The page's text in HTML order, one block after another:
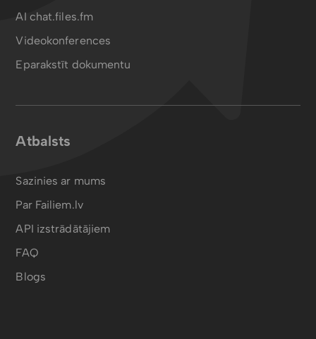
AI chat.files.fm
Videokonferences
Eparakstīt dokumentu
Atbalsts
Sazinies ar mums
Par Failiem.lv
API izstrādātājiem
FAQ
Blogs